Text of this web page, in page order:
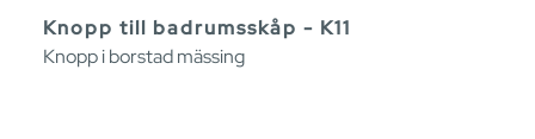
Knopp till badrumsskåp - K11
Knopp i borstad mässing